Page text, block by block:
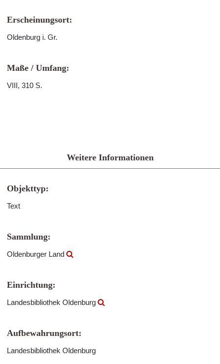
Erscheinungsort:
Oldenburg i. Gr.
Maße / Umfang:
VIII, 310 S.
Weitere Informationen
Objekttyp:
Text
Sammlung:
Oldenburger Land
Einrichtung:
Landesbibliothek Oldenburg
Aufbewahrungsort:
Landesbibliothek Oldenburg